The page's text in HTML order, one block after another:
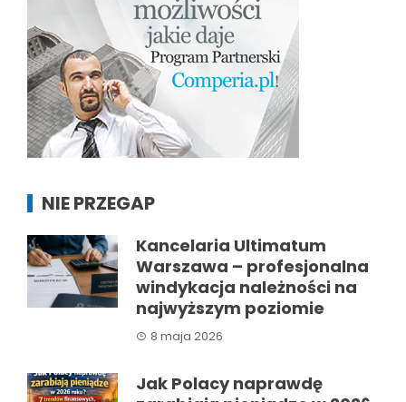
NIE PRZEGAP
Kancelaria Ultimatum
Warszawa – profesjonalna
windykacja należności na
najwyższym poziomie
8 maja 2026
Jak Polacy naprawdę